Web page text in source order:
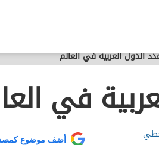
الدول العربية في العالم
في
أضف موضوع